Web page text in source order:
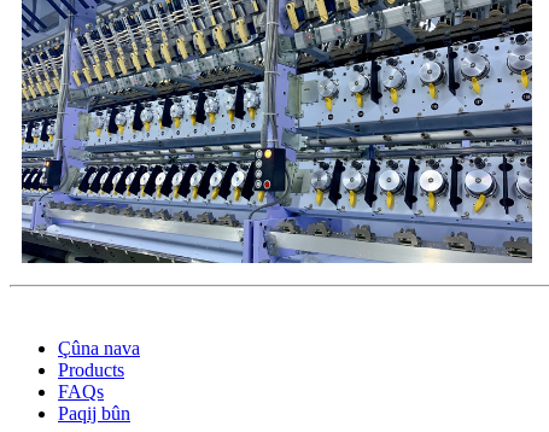
Çûna nava
Products
FAQs
Paqij bûn